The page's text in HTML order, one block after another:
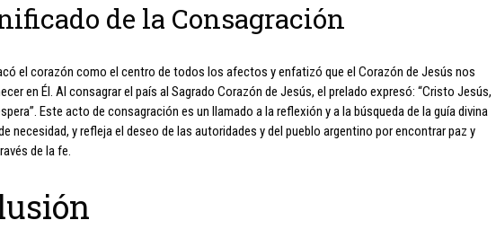
de la Consagración
el corazón como el centro de todos los afectos y enfatizó que el Corazón de Jesús nos
en Él. Al consagrar el país al Sagrado Corazón de Jesús, el prelado expresó: “Cristo Jesús,
Este acto de consagración es un llamado a la reflexión y a la búsqueda de la guía divina
necesidad, y refleja el deseo de las autoridades y del pueblo argentino por encontrar paz y
de la fe.